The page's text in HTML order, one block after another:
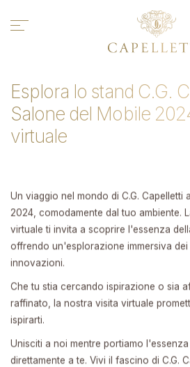
Identità
Artigianalità
Collezioni
Contract
Contatti
English >
Esplora lo stand C.G.
Salone del Mobile
virtuale
Un viaggio nel mondo di C.G. Capelletti
2024, comodamente dal tuo ambiente.
virtuale ti invita a scoprire l'essenza
offrendo un'esplorazione immersiva
innovazioni.
Che tu stia cercando ispirazione o sia
raffinato, la nostra visita virtuale
ispirarti.
Unisciti a noi mentre portiamo
direttamente a te. Vivi il fascino di C.G.